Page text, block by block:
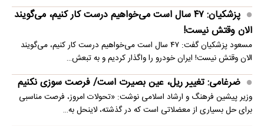
پزشکیان: ۴۷ سال است می‌خواهیم درست کار کنیم، می‌گویند
الان وقتش نیست!
مسعود پزشکیان گفت: ۴۷ سال است می‌خواهیم درست کار کنیم، می‌گویند
الان وقتش نیست! ایران خودرو را واگذار کردیم و به تبعش…
ضرغامی: تغییر ریل، عین بصیرت است/ فرصت سوزی نکنیم
وزیر پیشین فرهنگ و ارشاد اسلامی نوشت: «تحولات امروز، فرصت مناسبی
برای حل بسیاری از معضلاتی‌ است که در گذشته، لاینحل به…